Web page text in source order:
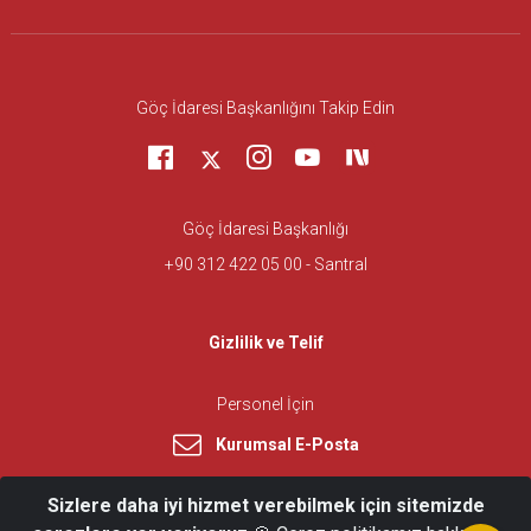
Göç İdaresi Başkanlığını Takip Edin
Göç İdaresi Başkanlığı
+90 312 422 05 00 - Santral
Gizlilik ve Telif
Personel İçin
Kurumsal E-Posta
Sizlere daha iyi hizmet verebilmek için sitemizde